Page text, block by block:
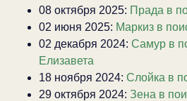
08 октября 2025: Прада в
02 июня 2025: Маркиз в
02 декабря 2024: Самур в
Елизавета
18 ноября 2024: Слойка в
29 октября 2024: Зена в